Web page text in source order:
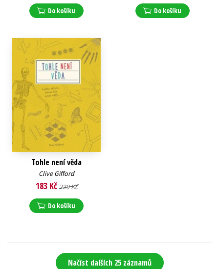
Do košíku Do košíku
Tohle není věda
Clive Gifford
183 Kč 229 Kč
Do košíku
Načíst dalších 25 záznamů